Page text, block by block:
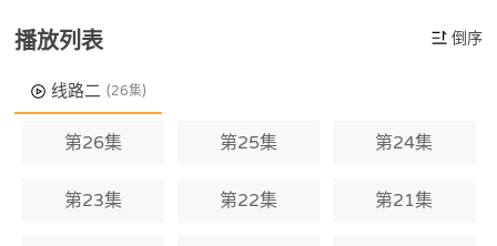
现出色的工程能力，更懂得倾听需求、团
镇的安全与秩序，也为居民们打造更美好
工程的魅力与互助的温暖。在第3季中，巧
吉在户外发现一颗陨石，众人决定将其送
播放列表 倒序
线路二 (26集)
第26集 第25集 第24集
第23集 第22集 第21集